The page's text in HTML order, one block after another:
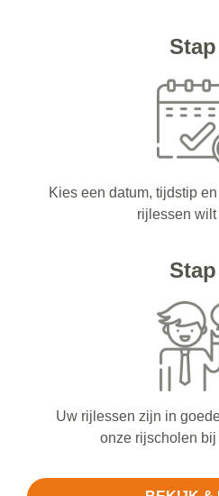
Kies een datum, tijdstip
rijlessen wilt
Uw rijlessen zijn in
onze rijscholen bij